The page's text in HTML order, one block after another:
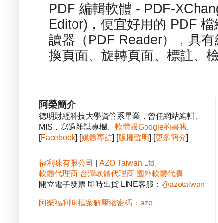
PDF 編輯軟體 - PDF-
Editor)，便宜好用的 PDF
讀器（PDF Reader），具
換頁面、旋轉頁面、標註、
阿榮簡介
德明財經科技大學資管系畢業，曾任網站編輯、
MIS，寫過雜誌專欄、 軟體跟Google的書籍。
[Facebook] [媒體專訪] [版權聲明] [更多簡介]
福利味有限公司
AZO Taiwan Ltd.
軟體代理商 台灣軟體代理商 國外軟體代購
開立電子發票 即時出貨 LINE客服： @azotaiwan
阿榮福利味檔案解壓縮密碼：azo